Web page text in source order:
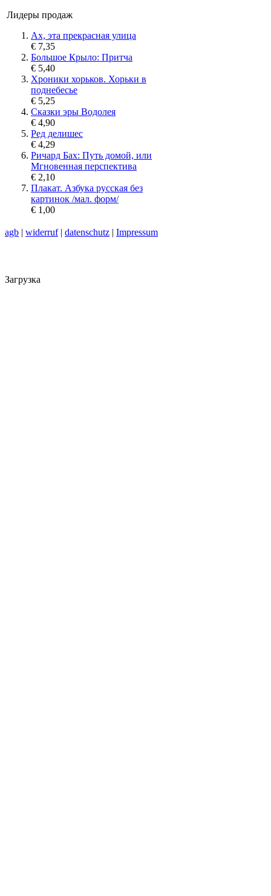
Лидеры продаж
Ах, эта прекрасная улица
€ 7,35
Большое Крыло: Притча
€ 5,40
Хроники хорьков. Хорьки в
поднебесье
€ 5,25
Сказки эры Водолея
€ 4,90
Ред делишес
€ 4,29
Ричард Бах: Путь домой, или
Мгновенная перспектива
€ 2,10
Плакат. Азбука русская без
картинок /мал. форм/
€ 1,00
agb | widerruf| datenschutz | Impressum
Загрузка